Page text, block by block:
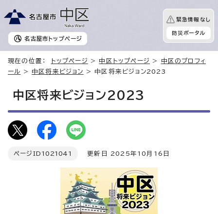
名古屋市 トップページ
緊急情報なし
防災ポータル
現在の位置： トップページ > 中区トップページ >
中区のプロフィ
ール
> 中区将来ビジョン > 中区将来ビジョン2023
中区将来ビジョン2023
ページID 1021041 更新日 2025年10月16日